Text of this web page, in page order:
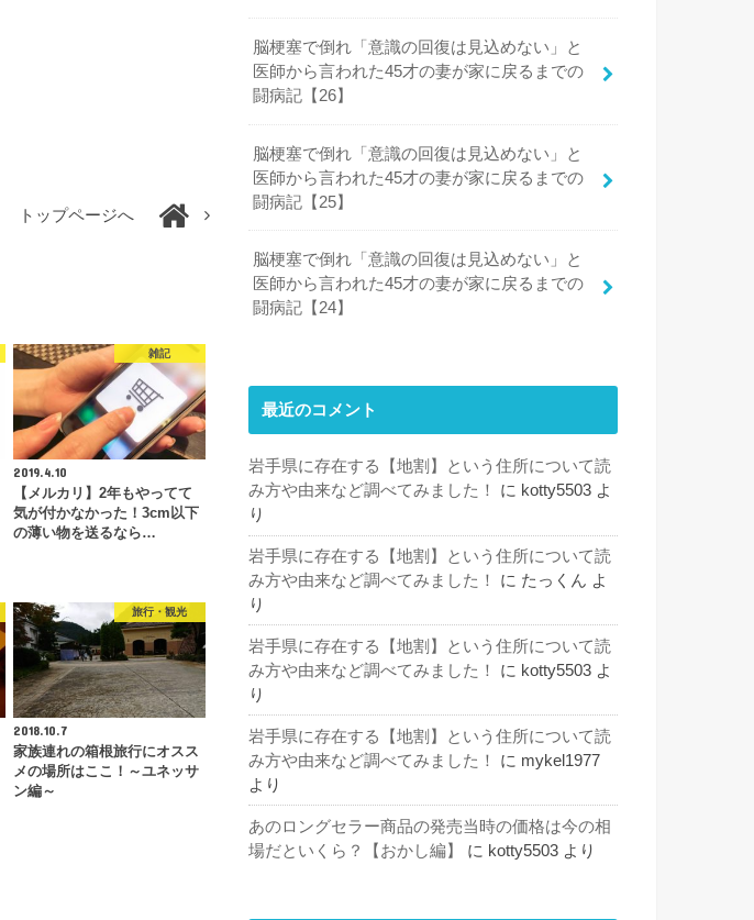
トップページへ
雑記
2019.4.10
【メルカリ】2年もやってて
気が付かなかった！3cm以下
の薄い物を送るなら…
旅行・観光
2018.10.7
家族連れの箱根旅行にオスス
メの場所はここ！～ユネッサ
ン編～
脳梗塞で倒れ「意識の回復は見込めない」と
医師から言われた45才の妻が家に戻るまでの
闘病記【26】
脳梗塞で倒れ「意識の回復は見込めない」と
医師から言われた45才の妻が家に戻るまでの
闘病記【25】
脳梗塞で倒れ「意識の回復は見込めない」と
医師から言われた45才の妻が家に戻るまでの
闘病記【24】
最近のコメント
岩手県に存在する【地割】という住所について読
み方や由来など調べてみました！
に kotty5503 よ
り
岩手県に存在する【地割】という住所について読
み方や由来など調べてみました！
に たっくん よ
り
岩手県に存在する【地割】という住所について読
み方や由来など調べてみました！
に kotty5503 よ
り
岩手県に存在する【地割】という住所について読
み方や由来など調べてみました！
に mykel1977
より
あのロングセラー商品の発売当時の価格は今の相
場だといくら？【おかし編】
に kotty5503 より